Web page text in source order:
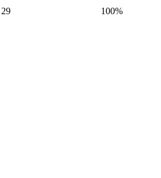
29
100%